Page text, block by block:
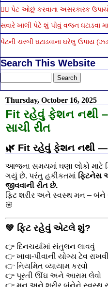
🏃‍♂️ પેટ ઓછું કરવાના અસરકારક
સવારે ખાલી પેટે શું પીવું વજન ઘટાડવા
પેટની ચરબી ઘટાડવાના ઘરેલુ ઉપાય
Search This Website
Thursday, October 16, 2025
Fit રહેવું ફેશન નથી
સાચી રીત
🌿 Fit રહેવું ફેશન નથી
આજના સમયમાં ઘણા લોકો માટે
ગયું છે. પરંતુ હકીકતમાં ફિટનેસ
જીવવાની રીત છે.
ફિટ શરીર અને સ્વસ્થ મન –
🌸
💚 ફિટ રહેવું એટલે શું?
👉 દિનચર્યામાં સંતુલન લાવવું
👉 ખાવા-પીવાની યોગ્ય ટેવ રાખવી
👉 નિયમિત વ્યાયામ કરવો
👉 પૂરતી ઊંઘ અને આરામ લેવો
👉 મન અને શરીર બંનેને સ્વસ્થ